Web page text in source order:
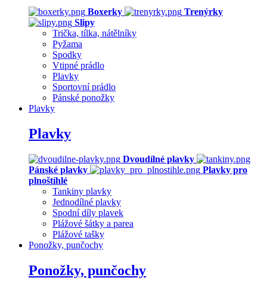
Boxerky
Trenýrky
Slipy
Trička, tílka, nátělníky
Pyžama
Spodky
Vtipné prádlo
Plavky
Sportovní prádlo
Pánské ponožky
Plavky
Plavky
Dvoudílné plavky
Pánské plavky
Plavky pro
plnoštíhlé
Tankiny plavky
Jednodílné plavky
Spodní díly plavek
Plážové šátky a parea
Plážové tašky
Ponožky, punčochy
Ponožky, punčochy